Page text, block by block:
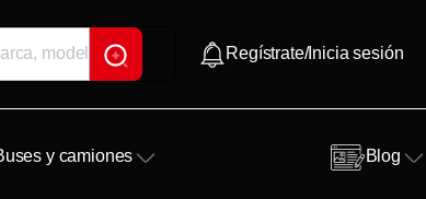
Regístrate/Inicia sesión
y camiones Blog